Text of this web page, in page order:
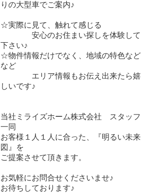
りの大型車でご案内♪
☆実際に見て、触れて感じる
安心のお住まい探しを体験して
下さい♪
☆物件情報だけでなく、地域の特色など
など
エリア情報もお伝え出来たら嬉
しいです♪
当社ミライズホーム株式会社 スタッフ
一同
お客様１人１人に合った、『明るい未来
図』を
ご提案させて頂きます。
お気軽にお問合せくださいませ♪
お待ちしております♪